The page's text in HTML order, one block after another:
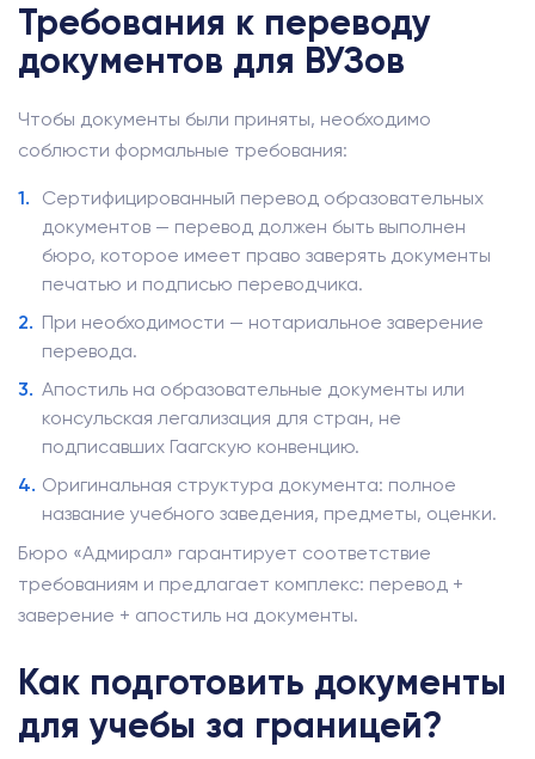
Требования к переводу
документов для ВУЗов
Чтобы документы были приняты, необходимо
соблюсти формальные требования:
Сертифицированный перевод образовательных
документов — перевод должен быть выполнен
бюро, которое имеет право заверять документы
печатью и подписью переводчика.
При необходимости — нотариальное заверение
перевода.
Апостиль на образовательные документы или
консульская легализация для стран, не
подписавших Гаагскую конвенцию.
Оригинальная структура документа: полное
название учебного заведения, предметы, оценки.
Бюро «Адмирал» гарантирует соответствие
требованиям и предлагает комплекс: перевод +
заверение + апостиль на документы.
Как подготовить документы
для учебы за границей?